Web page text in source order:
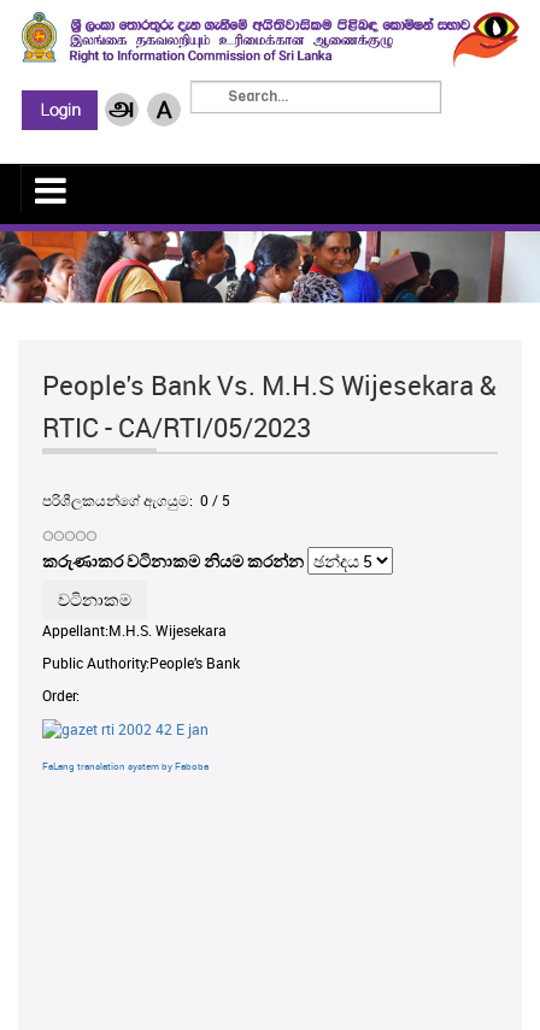
People's Bank Vs. M.H.S Wijesekara &
RTIC - CA/RTI/05/2023
පරිශීලකයන්ගේ ඇගයුම: 0/ 5
කරුණාකර වටිනාකම නියම කරන්න
Appellant:M.H.S. Wijesekara
Public Authority:People’s Bank
Order:
FaLang translation system by Faboba